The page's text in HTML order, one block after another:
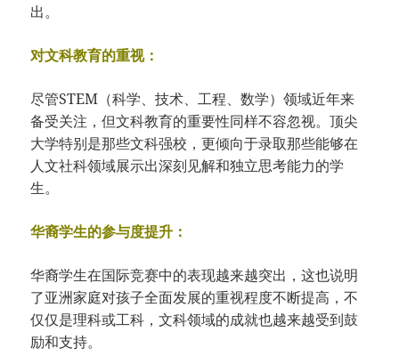
出。
对文科教育的重视：
尽管STEM（科学、技术、工程、数学）领域近年来
备受关注，但文科教育的重要性同样不容忽视。顶尖
大学特别是那些文科强校，更倾向于录取那些能够在
人文社科领域展示出深刻见解和独立思考能力的学
生。
华裔学生的参与度提升：
华裔学生在国际竞赛中的表现越来越突出，这也说明
了亚洲家庭对孩子全面发展的重视程度不断提高，不
仅仅是理科或工科，文科领域的成就也越来越受到鼓
励和支持。